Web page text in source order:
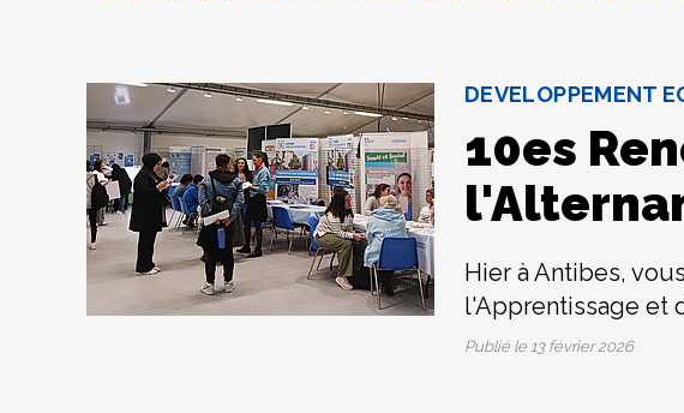
DEVELOPPEMENT
10es
Hier à Antibes,
l'Apprentissage et
Publié le 13 février 2026